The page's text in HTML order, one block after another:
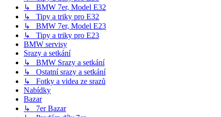
↳ BMW 7er, Model E32
↳ Tipy a triky pro E32
↳ BMW 7er, Model E23
↳ Tipy a triky pro E23
BMW servisy
Srazy a setkání
↳ BMW Srazy a setkání
↳ Ostatní srazy a setkání
↳ Fotky a videa ze srazů
Nabídky
Bazar
↳ 7er Bazar